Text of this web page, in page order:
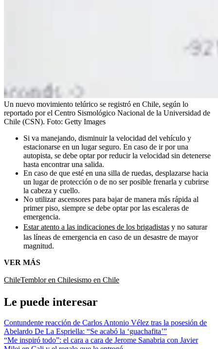
Un nuevo movimiento telúrico se registró en Chile, según lo
reportado por el Centro Sismológico Nacional de la Universidad de
Chile (CSN). Foto: Getty Images
Si va manejando, disminuir la velocidad del vehículo y
estacionarse en un lugar seguro. En caso de ir por una
autopista, se debe optar por reducir la velocidad sin detenerse
hasta encontrar una salida.
En caso de que esté en una silla de ruedas, desplazarse hacia
un lugar de protección o de no ser posible frenarla y cubrirse
la cabeza y cuello.
No utilizar ascensores para bajar de manera más rápida al
primer piso, siempre se debe optar por las escaleras de
emergencia.
Estar atento a las indicaciones de los brigadistas y no saturar
las líneas de emergencia en caso de un desastre de mayor
magnitud.
VER MÁS
ChileTemblor en Chilesismo en Chile
Le puede interesar
Contundente reacción de Carlos Antonio Vélez tras la posesión de
Abelardo De La Espriella: “Se acabó la ‘guachafita’”
“Me inspiró todo”: el cara a cara de Jerome Sanabria con Javier